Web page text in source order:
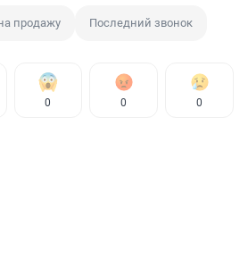
продажу Последний звонок
0 0 0